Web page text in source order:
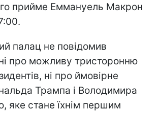
прийме Еммануель Макрон
палац не повідомив
про можливу тристоронню
ні про ймовірне
Трампа і Володимира
яке стане їхнім першим